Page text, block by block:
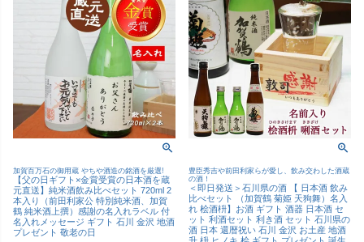
加賀百万石の御用蔵 やちや酒造の銘酒を厳選!
【父の日ギフト×金賞受賞の日本酒を蔵
元直送】純米酒飲み比べセット 720ml 2
本入り（前田利家公 特別純米酒、加賀
鶴 純米酒上撰）感謝の名入れラベル 付
名入れメッセージ ギフト 石川 金沢 地酒
プレゼント 敬老の日
豊臣秀吉や前田利家らが愛し、飲み交わした酒蔵
の酒！
＜即日発送＞石川県の酒 【 日本酒 飲み
比べセット （加賀鶴 菊姫 天狗舞）名入
れ 桧酒枡】お酒 ギフト 酒器 日本酒 セ
ット 利酒セット 利き酒 セット 石川県の
酒 日本 還暦祝い 石川 金沢 お土産 地酒
升 枡 ヒノキ 桧 ギフト プレゼント 誕生